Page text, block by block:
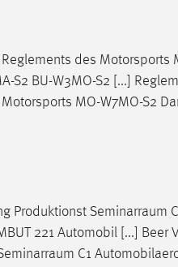
Reglements des Motorsports
S2 BU-W3MO-S2 [...]
MO-W7MO-S2
Produktionst Seminarraum
221 Automobil [...] Beer
C1